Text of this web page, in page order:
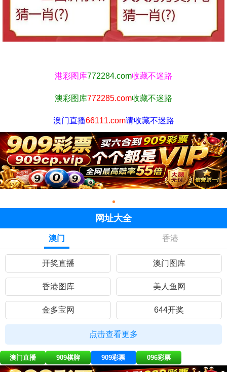
港彩图库772284.com收藏不迷路
澳彩图库772285.com收藏不迷路
澳门直播66111.com请收藏不迷路
网址大全
澳门 香港
开奖直播 澳门图库
香港图库 美人鱼网
金多宝网 644开奖
九五至尊 曾道人网
点击查看更多
澳门直播 909棋牌 909彩票 096彩票